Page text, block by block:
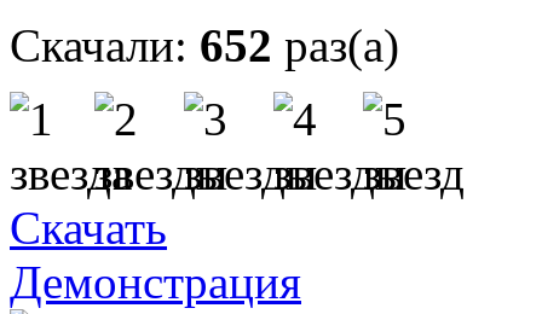
Скачали: 652 раз(а)
Скачать
Демонстрация